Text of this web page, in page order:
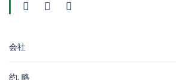
会社
約, 略